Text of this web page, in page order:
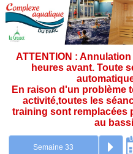
ATTENTION :
heures avant. Toute
En raison d'un problème
activité,toutes les
training sont remplacées
au